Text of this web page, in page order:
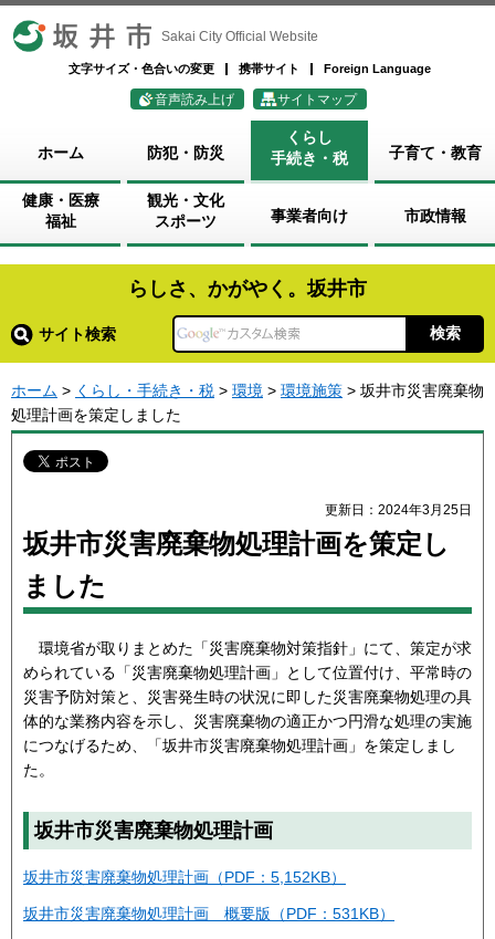
坂井市 Sakai City Official Website
文字サイズ・色合いの変更 携帯サイト Foreign Language
音声読み上げ サイトマップ
ホーム 防犯・防災
くらし
手続き・税
子育て・教育
健康・医療
福祉
観光・文化
スポーツ
事業者向け 市政情報
らしさ、かがやく。坂井市
サイト検索
ホーム > くらし・手続き・税 > 環境 > 環境施策 > 坂井市災害廃棄物
処理計画を策定しました
更新日：2024年3月25日
坂井市災害廃棄物処理計画を策定し
ました
環境省が取りまとめた「災害廃棄物対策指針」にて、策定が求
められている「災害廃棄物処理計画」として位置付け、平常時の
災害予防対策と、災害発生時の状況に即した災害廃棄物処理の具
体的な業務内容を示し、災害廃棄物の適正かつ円滑な処理の実施
につなげるため、「坂井市災害廃棄物処理計画」を策定しまし
た。
坂井市災害廃棄物処理計画
坂井市災害廃棄物処理計画（PDF：5,152KB）
坂井市災害廃棄物処理計画 概要版（PDF：531KB）